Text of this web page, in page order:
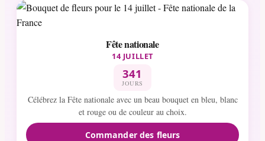
Fête nationale
14 JUILLET
341
JOURS
Célébrez la Fête nationale avec un beau bouquet en bleu, blanc
et rouge ou de couleur au choix.
Commander des fleurs